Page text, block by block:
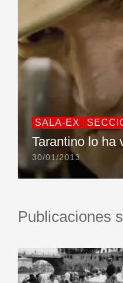
SALA-EX
Tarantino lo ha
30/01/2013
Publicaciones